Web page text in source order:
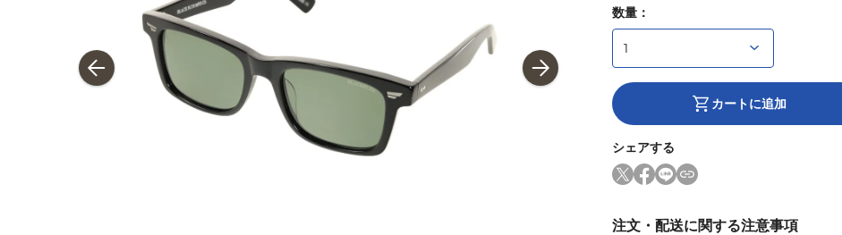
数量：
カートに追加
シェアする
注文・配送に関する注意事項